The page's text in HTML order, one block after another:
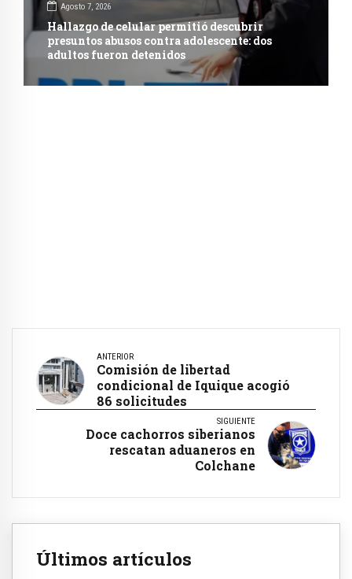
Agosto 7, 2026
Hallazgo de celular permitió descubrir
presuntos abusos contra adolescente: dos
adultos fueron detenidos
ANTERIOR
Comisión de libertad
condicional de Iquique acogió
86 solicitudes
SIGUIENTE
Doce cachorros siberianos
rescatan aduaneros en
Colchane
Últimos artículos